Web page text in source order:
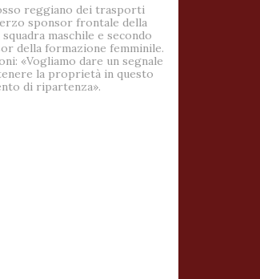
reggiano dei trasporti
sponsor frontale della
maschile e secondo
della formazione femminile.
«Vogliamo dare un segnale
la proprietà in questo
di ripartenza».